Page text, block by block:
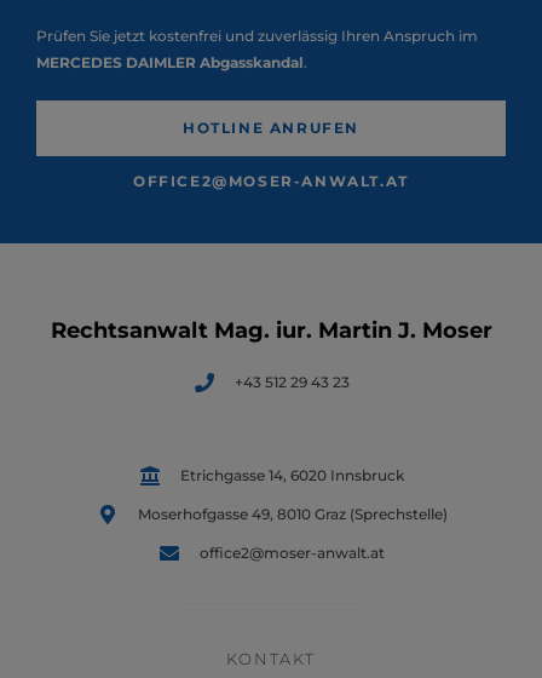
Prüfen Sie jetzt kostenfrei und zuverlässig Ihren Anspruch im
MERCEDES DAIMLER Abgasskandal.
HOTLINE ANRUFEN
OFFICE2@MOSER-ANWALT.AT
Rechtsanwalt Mag. iur. Martin J. Moser
+43 512 29 43 23
Etrichgasse 14, 6020 Innsbruck
Moserhofgasse 49, 8010 Graz (Sprechstelle)
office2@moser-anwalt.at
KONTAKT